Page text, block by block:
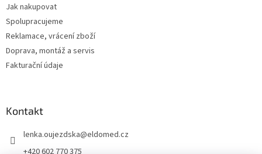
Jak nakupovat
Spolupracujeme
Reklamace, vrácení zboží
Doprava, montáž a servis
Fakturační údaje
Kontakt
lenka.oujezdska@eldomed.cz
+420 602 770 375